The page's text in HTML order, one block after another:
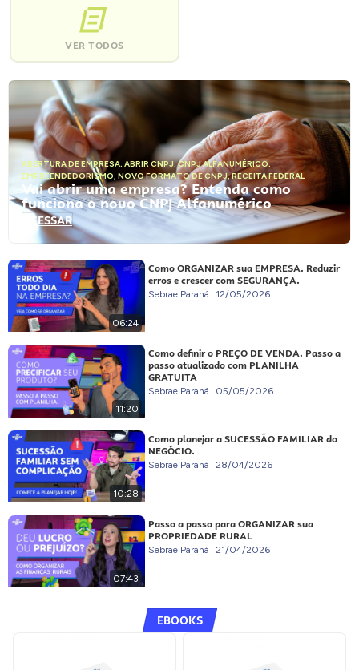
VER TODOS
ABERTURA DE EMPRESA, ABRIR CNPJ,CNPJ ALFANUMÉRICO,
EMPREENDEDORISMO, NOVO FORMATO DE CNPJ,RECEITA FEDERAL
Vai abrir uma empresa? Entenda como
funciona o novo CNPJ Alfanumérico
ACESSAR
06:24
Como ORGANIZAR sua EMPRESA. Reduzir
erros e crescer com SEGURANÇA.
Sebrae Paraná 12/05/2026
11:20
Como definir o PREÇO DE VENDA. Passo a
passo atualizado com PLANILHA
GRATUITA
Sebrae Paraná 05/05/2026
10:28
Como planejar a SUCESSÃO FAMILIAR do
NEGÓCIO.
Sebrae Paraná 28/04/2026
07:43
Passo a passo para ORGANIZAR sua
PROPRIEDADE RURAL
Sebrae Paraná 21/04/2026
EBOOKS